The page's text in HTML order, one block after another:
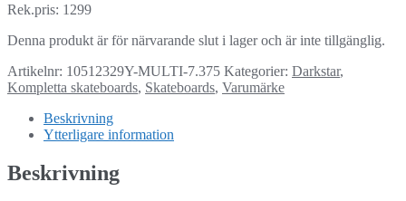
Rek.pris: 1299
Denna produkt är för närvarande slut i lager och är inte tillgänglig.
Artikelnr: 10512329Y-MULTI-7.375 Kategorier: Darkstar,
Kompletta skateboards, Skateboards, Varumärke
Beskrivning
Ytterligare information
Beskrivning